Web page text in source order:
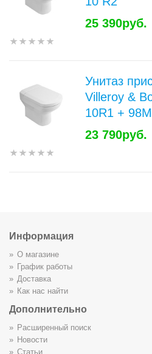
25 390руб.
Унитаз
Villeroy &
10R1 +
23 790руб.
Информация
О магазине
График работы
Доставка
Как нас найти
Дополнительно
Расширенный поиск
Новости
Статьи